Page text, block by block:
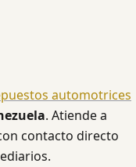
automotrices
. Atiende a
contacto directo